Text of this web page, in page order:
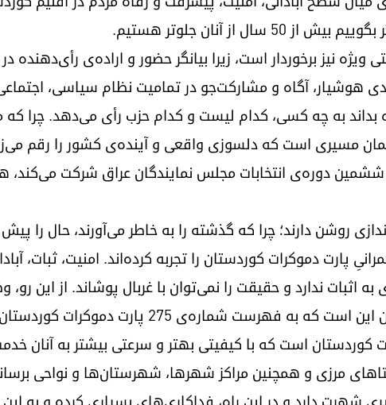
آنان جلوتر هستیم.
نیز برخوردار است، زیرا بیانگر حضور و اراده‌ی رأی‌دهنده در
هوشیار، آگاه و مشارکت‌جو در تمامیت نظام سیاسی،
به چه کسی، کدام لیست و کدام حزب رأی می‌دهد. چرا
مسیری است که دلسوزی واقعی و آینده‌ی کشور را رقم
کوردستان، که اکنون با لیست شماره‌ی ۲۷۵ در ششمین دوره‌ی انتخابات مجلس نمایندگان عراق شرکت
روشن دارند؛ چرا که گذشته را به خاطر می‌آورند، حال را
پارت دموکرات کوردستان را تجربه کرده‌اند. امنیت، ثبات،
اثبات ندارد و حقیقت را نمی‌توان با غربال پوشاند. از این
رأی‌دهندگان در تمام حوزه‌های انتخاباتی اقلیم کوردستان این است که به
کوردستان است که با کیفیتی بهتر و سرعتی بیشتر به آنان
مرزی و همچنین مراکز شهرها، شهرستان‌ها و نواحی